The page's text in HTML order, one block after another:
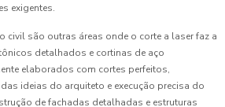
exigentes.
civil são outras áreas onde o corte a laser faz a
detalhados e cortinas de aço
elaborados com cortes perfeitos,
ideias do arquiteto e execução precisa do
de fachadas detalhadas e estruturas